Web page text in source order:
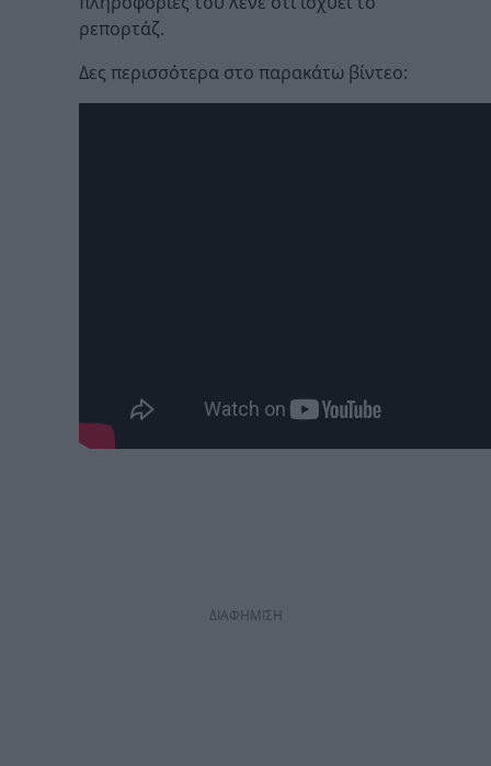
ρεπορτάζ.
Δες περισσότερα στο παρακάτω βίντεο:
ΔΙΑΦΗΜΙΣΗ